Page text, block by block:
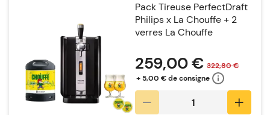
Pack Tireuse PerfectDraft
Philips x La Chouffe + 2
verres La Chouffe
259,00 € 322,80 €
+ 5,00 € de consigne